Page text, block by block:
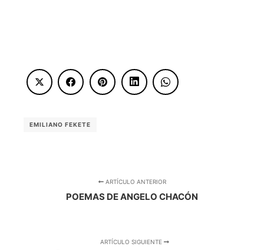
EMILIANO FEKETE
ARTÍCULO ANTERIOR
POEMAS DE ANGELO CHACÓN
ARTÍCULO SIGUIENTE